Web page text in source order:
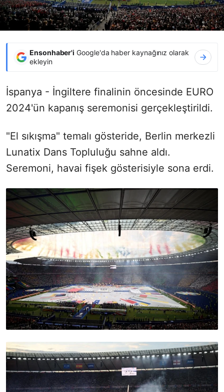
Ensonhaber'i Google'da haber kaynağınız olarak
ekleyin
İspanya - İngiltere finalinin öncesinde EURO
2024'ün kapanış seremonisi gerçekleştirildi.
"El sıkışma" temalı gösteride, Berlin merkezli
Lunatix Dans Topluluğu sahne aldı.
Seremoni, havai fişek gösterisiyle sona erdi.